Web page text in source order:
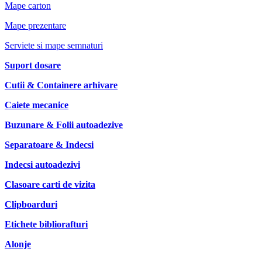
Mape carton
Mape prezentare
Serviete si mape semnaturi
Suport dosare
Cutii & Containere arhivare
Caiete mecanice
Buzunare & Folii autoadezive
Separatoare & Indecsi
Indecsi autoadezivi
Clasoare carti de vizita
Clipboarduri
Etichete bibliorafturi
Alonje